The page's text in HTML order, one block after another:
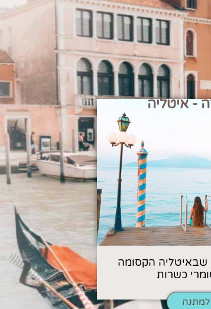
- איטליה
הקסומה
כשרות
למתנה